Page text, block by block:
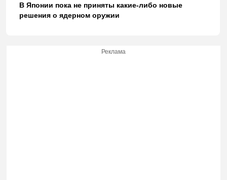
В Японии пока не приняты какие-либо новые
решения о ядерном оружии
Реклама